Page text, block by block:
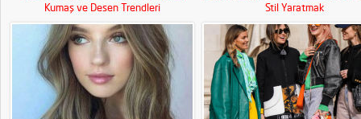
Kumaş ve Desen Trendleri
Stil Yaratmak